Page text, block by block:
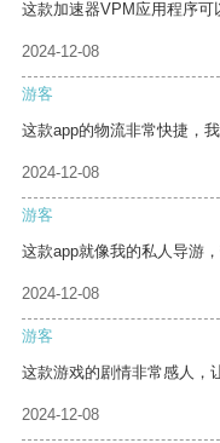
这款加速器VPM应用程序可
2024-12-08
游客
这款app的物流非常快捷，
2024-12-08
游客
这款app就像我的私人导游
2024-12-08
游客
这款游戏的剧情非常感人，
2024-12-08